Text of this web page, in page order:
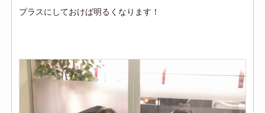
プラスにしておけば明るくなります！